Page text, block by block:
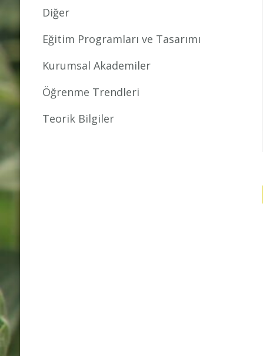
Diğer
Eğitim Programları ve Tasarımı
Kurumsal Akademiler
Öğrenme Trendleri
Teorik Bilgiler